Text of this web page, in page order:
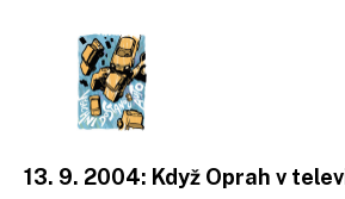
13. 9. 2004: Když Oprah v